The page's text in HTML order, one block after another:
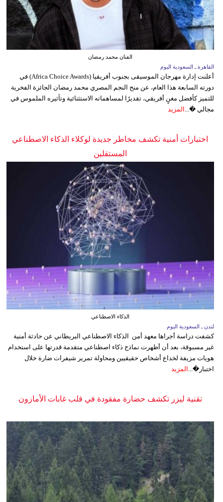
الفنان محمد رمضان
القاهرة ـ السعودية اليوم
أعلنت إدارة مهرجان الموسيقى بجنوب أفريقيا (Africa Choice Awards) في
دورته السابعة هذا العام، عن منح النجم المصري محمد رمضان الجائزة الفخرية
للتميز كأفضل مغنٍ أفريقي، تقديرًا لمساهماته الاستثنائية وتأثيره الملموس في
مجالي �... المزيد
اختبارات أمنية تكشف مخاطر جديدة لوكلاء الذكاء الاصطناعي
المستقلين
الذكاء الاصطناعي
لندن ـ السعودية اليوم
كشفت دراسة أجراها معهد أمن الذكاء الاصطناعي البريطاني عن حادثة أمنية
غير مسبوقة، بعد أن أظهرت نماذج ذكاء اصطناعي متقدمة قدرتها على استخدام
هويات مزيفة لخداع أشخاص حقيقيين ومحاولة تمرير شيفرات ضارة خلال
اختبار�... المزيد
تقنية ليزر تكشف حضارة مفقودة في قلب غابات الأمازون